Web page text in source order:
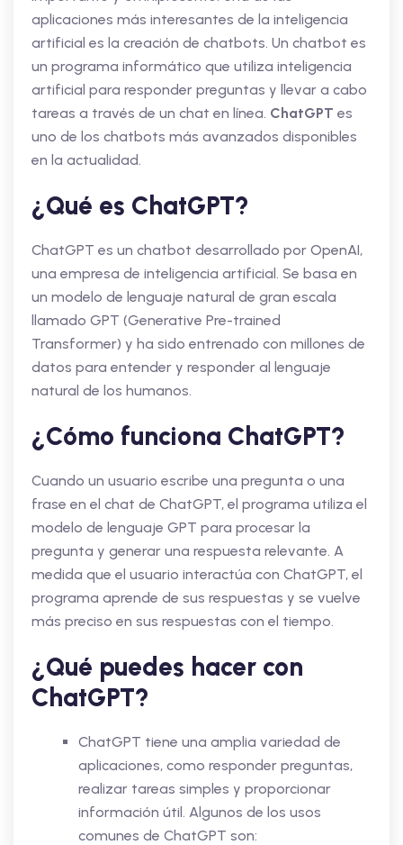
aplicaciones más interesantes de la inteligencia
artificial es la creación de chatbots. Un chatbot es
un programa informático que utiliza inteligencia
artificial para responder preguntas y llevar a cabo
tareas a través de un chat en línea. ChatGPT es
uno de los chatbots más avanzados disponibles
en la actualidad.
¿Qué es ChatGPT?
ChatGPT es un chatbot desarrollado por OpenAI,
una empresa de inteligencia artificial. Se basa en
un modelo de lenguaje natural de gran escala
llamado GPT (Generative Pre-trained
Transformer) y ha sido entrenado con millones de
datos para entender y responder al lenguaje
natural de los humanos.
¿Cómo funciona ChatGPT?
Cuando un usuario escribe una pregunta o una
frase en el chat de ChatGPT, el programa utiliza el
modelo de lenguaje GPT para procesar la
pregunta y generar una respuesta relevante. A
medida que el usuario interactúa con ChatGPT, el
programa aprende de sus respuestas y se vuelve
más preciso en sus respuestas con el tiempo.
¿Qué puedes hacer con
ChatGPT?
ChatGPT tiene una amplia variedad de
aplicaciones, como responder preguntas,
realizar tareas simples y proporcionar
información útil. Algunos de los usos
comunes de ChatGPT son: